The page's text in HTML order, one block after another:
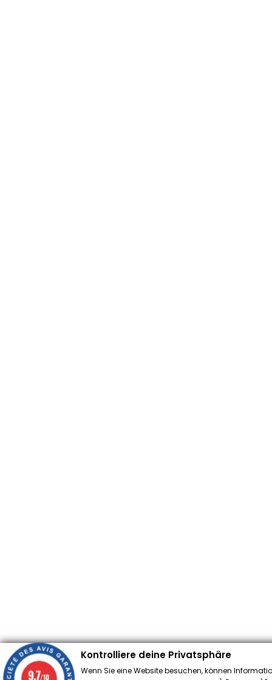
Kontrolliere deine Privatsphäre
Wenn Sie eine Website besuchen, können
9.7/10